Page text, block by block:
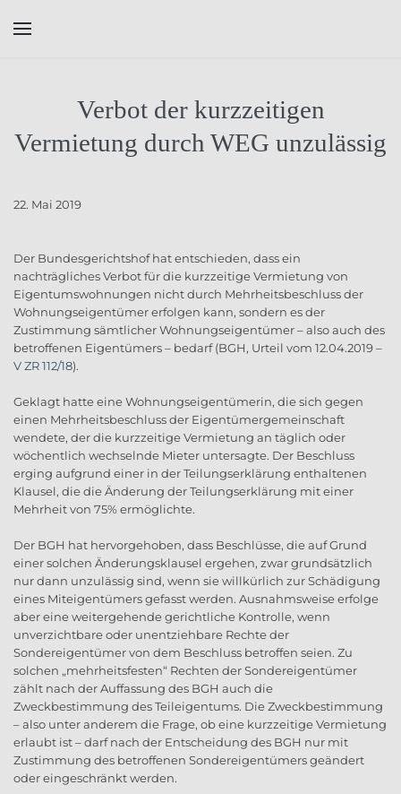
Verbot der kurzzeitigen
Vermietung durch WEG unzulässig
22. Mai 2019
Der Bundesgerichtshof hat entschieden, dass ein
nachträgliches Verbot für die kurzzeitige Vermietung von
Eigentumswohnungen nicht durch Mehrheitsbeschluss der
Wohnungseigentümer erfolgen kann, sondern es der
Zustimmung sämtlicher Wohnungseigentümer – also auch des
betroffenen Eigentümers – bedarf (BGH, Urteil vom 12.04.2019 –
V ZR 112/18).
Geklagt hatte eine Wohnungseigentümerin, die sich gegen
einen Mehrheitsbeschluss der Eigentümergemeinschaft
wendete, der die kurzzeitige Vermietung an täglich oder
wöchentlich wechselnde Mieter untersagte. Der Beschluss
erging aufgrund einer in der Teilungserklärung enthaltenen
Klausel, die die Änderung der Teilungserklärung mit einer
Mehrheit von 75% ermöglichte.
Der BGH hat hervorgehoben, dass Beschlüsse, die auf Grund
einer solchen Änderungsklausel ergehen, zwar grundsätzlich
nur dann unzulässig sind, wenn sie willkürlich zur Schädigung
eines Miteigentümers gefasst werden. Ausnahmsweise erfolge
aber eine weitergehende gerichtliche Kontrolle, wenn
unverzichtbare oder unentziehbare Rechte der
Sondereigentümer von dem Beschluss betroffen seien. Zu
solchen „mehrheitsfesten“ Rechten der Sondereigentümer
zählt nach der Auffassung des BGH auch die
Zweckbestimmung des Teileigentums. Die Zweckbestimmung
– also unter anderem die Frage, ob eine kurzzeitige Vermietung
erlaubt ist – darf nach der Entscheidung des BGH nur mit
Zustimmung des betroffenen Sondereigentümers geändert
oder eingeschränkt werden.